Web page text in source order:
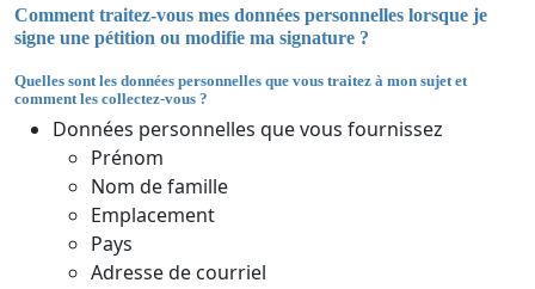
Comment traitez-vous mes données personnelles lorsque je
signe une pétition ou modifie ma signature ?
Quelles sont les données personnelles que vous traitez à mon sujet et
comment les collectez-vous ?
Données personnelles que vous fournissez
Prénom
Nom de famille
Emplacement
Pays
Adresse de courriel